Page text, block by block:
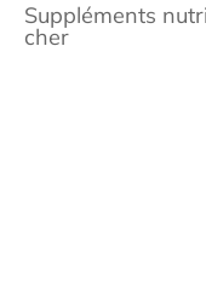
Suppléments
cher